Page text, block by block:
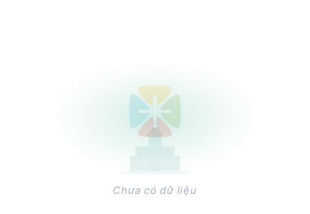
Chưa có dữ liệu